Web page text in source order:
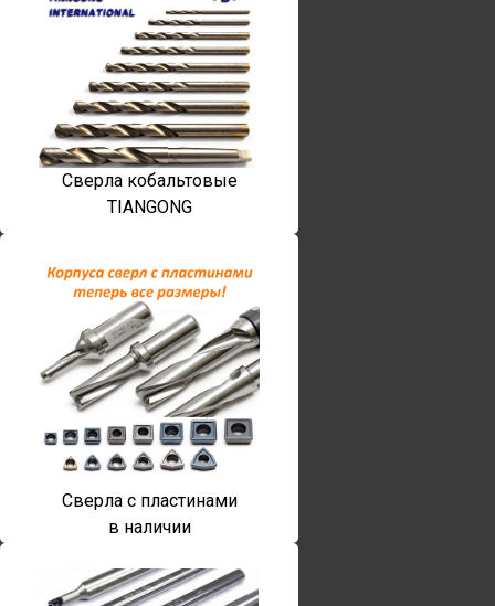
Сверла кобальтовые
TIANGONG
Сверла с пластинами
в наличии